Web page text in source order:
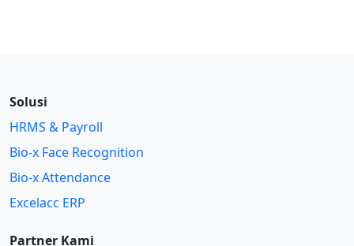
Solusi
HRMS & Payroll
Bio-x Face Recognition
Bio-x Attendance
Excelacc ERP
Partner Kami